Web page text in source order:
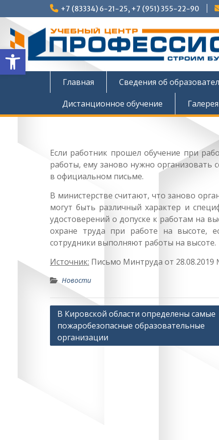
Открыть панель
к
содержимому
+7 (83334) 6-21-25, +7 (951) 355-22-90
Главная Сведения об
Дистанционное обучение
Галерея
Если работник прошел обучение при
работы, ему заново нужно организовать
в официальном письме.
В министерстве считают, что заново
могут быть различный характер и
удостоверений о допуске к работам на
охране труда при работе на высоте,
сотрудники выполняют работы на высоте.
Источник: Письмо Минтруда от
Новости
Навигация
по
записям
В Кировской области определены самые
пожаробезопасные образовательные
организации